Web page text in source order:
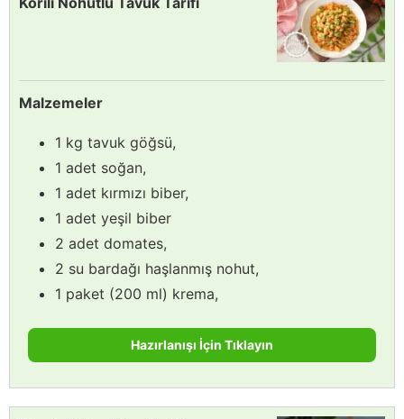
Malzemeler
1 kg tavuk göğsü,
1 adet soğan,
1 adet kırmızı biber,
1 adet yeşil biber
2 adet domates,
2 su bardağı haşlanmış nohut,
1 paket (200 ml) krema,
Hazırlanışı İçin Tıklayın